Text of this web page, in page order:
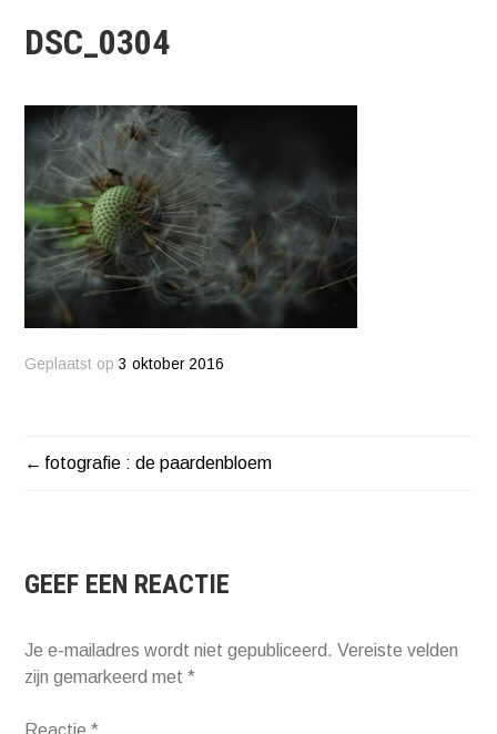
DSC_0304
Geplaatst op3 oktober 2016
BERICHT
fotografie : de paardenbloem
GEEF EEN REACTIE
Je e-mailadres wordt niet gepubliceerd. Vereiste velden
zijn gemarkeerd met*